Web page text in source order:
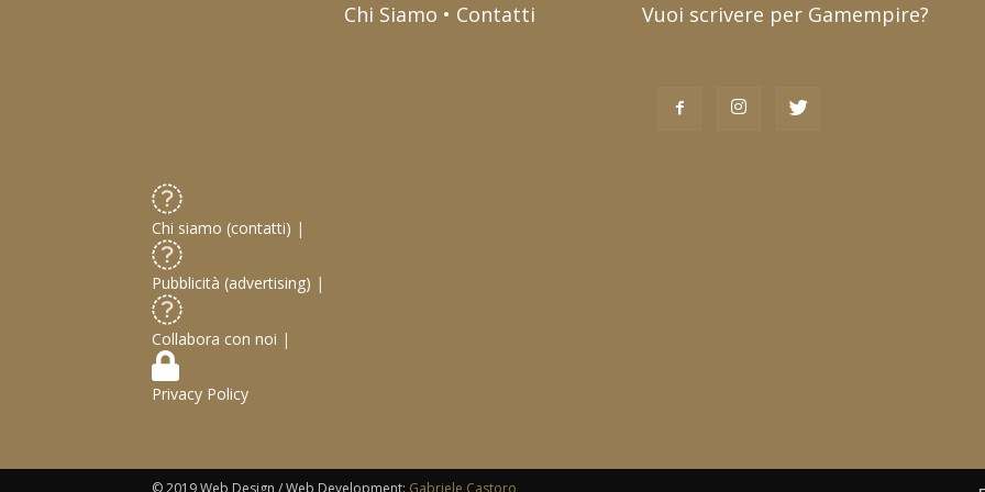
Chi Siamo • Contatti Vuoi scrivere per Gamempire?
Chi siamo (contatti) |
Pubblicità (advertising) |
Collabora con noi |
Privacy Policy